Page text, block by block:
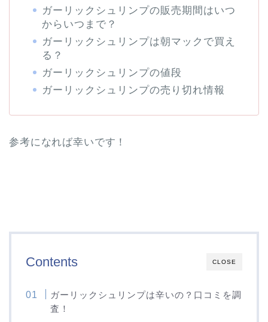
ガーリックシュリンプの販売期間はいつ
からいつまで？
ガーリックシュリンプは朝マックで買え
る？
ガーリックシュリンプの値段
ガーリックシュリンプの売り切れ情報
参考になれば幸いです！
CLOSE
Contents
ガーリックシュリンプは辛いの？口コミを調
査！